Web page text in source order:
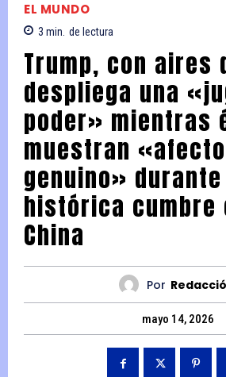
EL MUNDO
3 min. de lectura
Trump, con aires
despliega una
poder» mientras
muestran «afecto
genuino»
histórica cumbre
China
Por
mayo 14, 2026